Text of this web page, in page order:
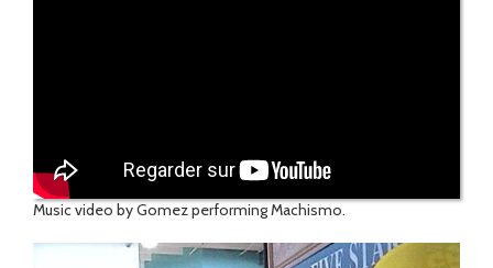
Music video by Gomez performing Machismo.